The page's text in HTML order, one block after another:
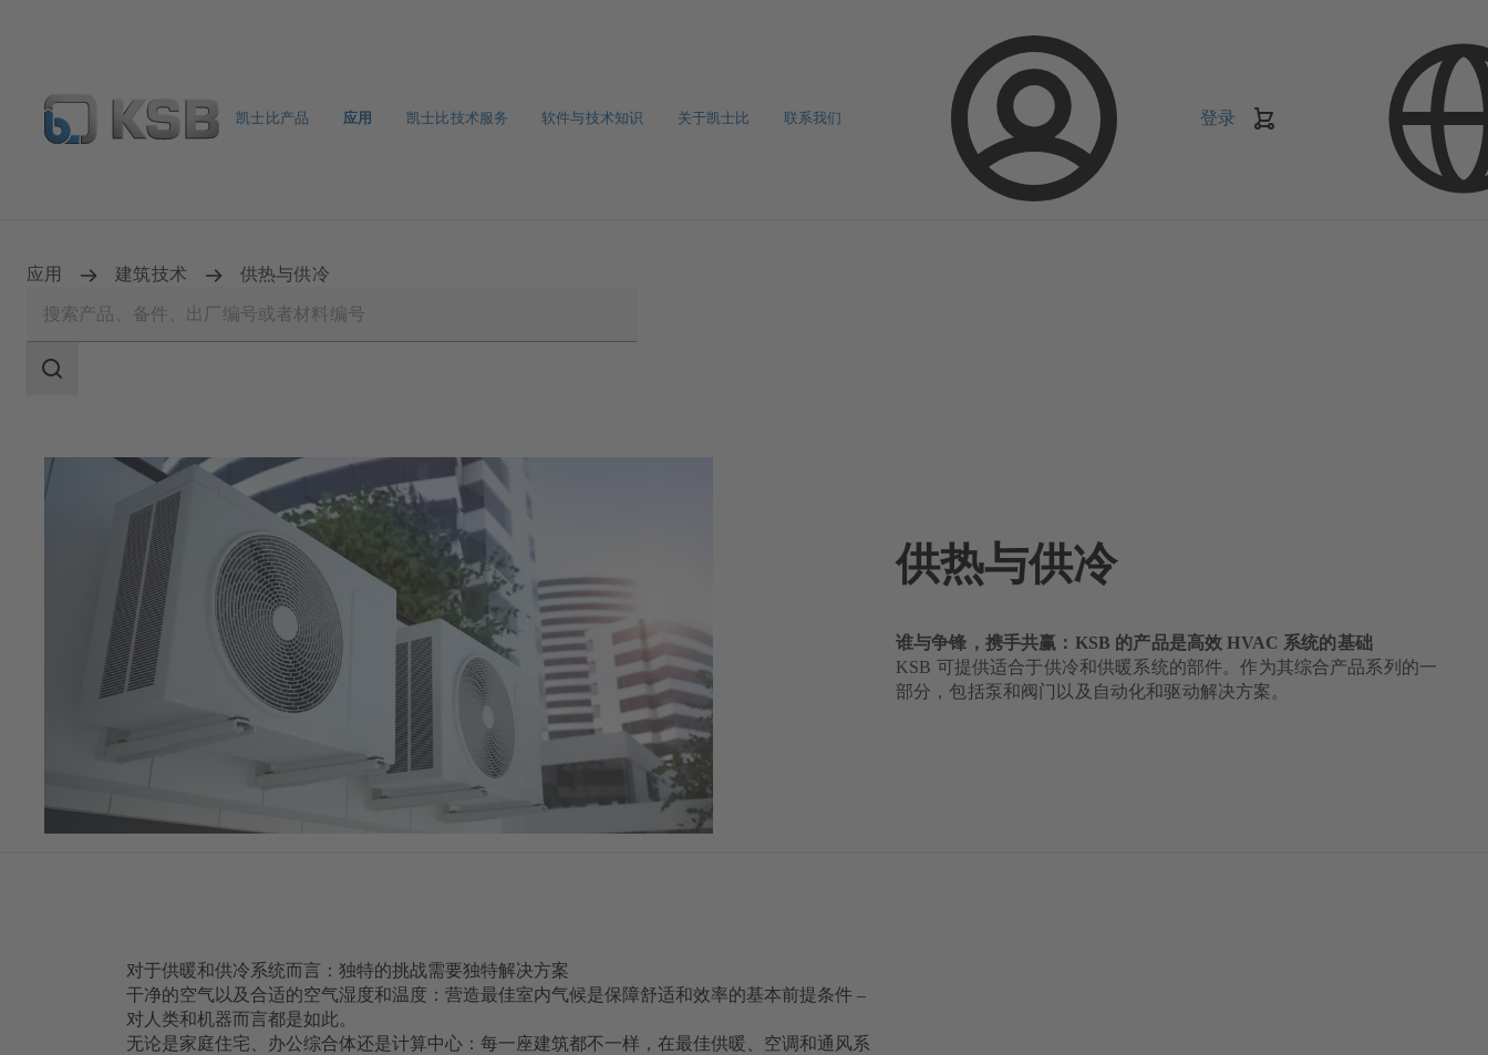
凯士比产品 应用 凯士比技术服务 软件与技术知识 关于凯士比 联系我们 登录
应用 建筑技术 供热与供冷
搜
围
供热与供冷
谁与争锋，携手共赢：KSB 的产品是高效 HVAC 系统的基础
KSB 可提供适合于供冷和供暖系统的部件。作为其综合产品系列的一
部分，包括泵和阀门以及自动化和驱动解决方案。
对于供暖和供冷系统而言：独特的挑战需要独特解决方案
干净的空气以及合适的空气湿度和温度：营造最佳室内气候是保障舒适和效率的基本前提条件 –
对人类和机器而言都是如此。
无论是家庭住宅、办公综合体还是计算中心：每一座建筑都不一样，在最佳供暖、空调和通风系